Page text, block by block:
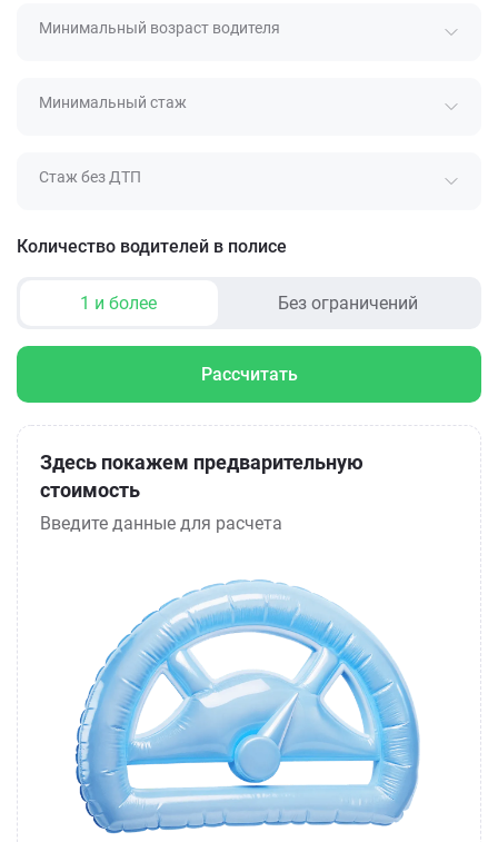
Минимальный возраст водителя
Минимальный стаж
Стаж без ДТП
Количество водителей в полисе
1 и более Без ограничений
Рассчитать
Здесь покажем предварительную
стоимость
Введите данные для расчета